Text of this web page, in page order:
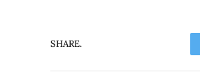
SHARE.